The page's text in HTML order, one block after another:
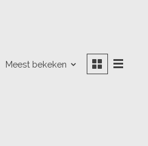
Meest bekeken